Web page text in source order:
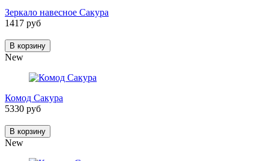
Зеркало навесное Сакура
1417 руб
В корзину
New
Комод Сакура
5330 руб
В корзину
New